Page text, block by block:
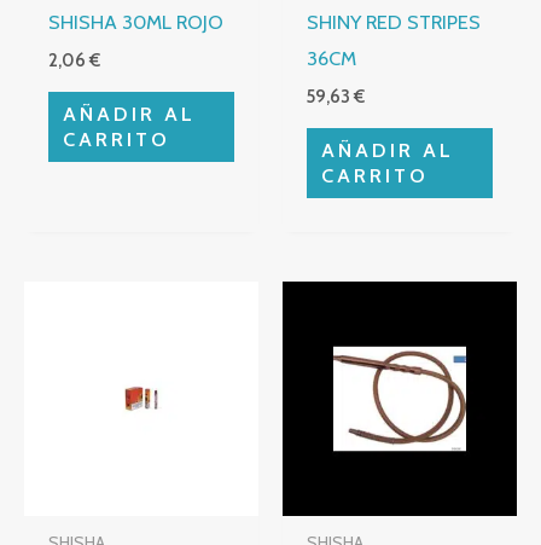
SHISHA 30ML ROJO
2,06€
AÑADIR AL
CARRITO
SHINY RED STRIPES
36CM
59,63€
AÑADIR AL
CARRITO